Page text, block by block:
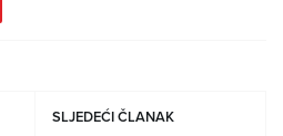
SLJEDEĆI ČLANAK